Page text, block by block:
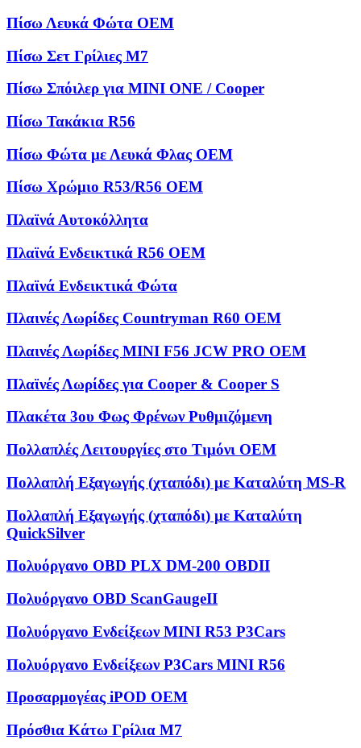
Πίσω Λευκά Φώτα OEM
Πίσω Σετ Γρίλιες M7
Πίσω Σπόιλερ για MINI ONE / Cooper
Πίσω Τακάκια R56
Πίσω Φώτα με Λευκά Φλας OEM
Πίσω Χρώμιο R53/R56 OEM
Πλαϊνά Αυτοκόλλητα
Πλαϊνά Ενδεικτικά R56 OEM
Πλαϊνά Ενδεικτικά Φώτα
Πλαινές Λωρίδες Countryman R60 OEM
Πλαινές Λωρίδες MINI F56 JCW PRO OEM
Πλαϊνές Λωρίδες για Cooper & Cooper S
Πλακέτα 3ου Φως Φρένων Ρυθμιζόμενη
Πολλαπλές Λειτουργίες στο Τιμόνι OEM
Πολλαπλή Εξαγωγής (χταπόδι) με Καταλύτη MS-R
Πολλαπλή Εξαγωγής (χταπόδι) με Καταλύτη
QuickSilver
Πολυόργανο OBD PLX DM-200 OBDII
Πολυόργανο OBD ScanGaugeII
Πολυόργανο Ενδείξεων MINI R53 P3Cars
Πολυόργανο Ενδείξεων P3Cars MINI R56
Προσαρμογέας iPOD OEM
Πρόσθια Κάτω Γρίλια M7